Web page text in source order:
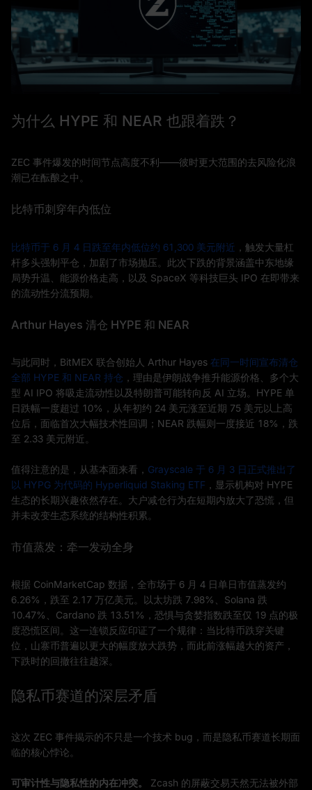
为什么 HYPE 和 NEAR 也跟着跌？
ZEC 事件爆发的时间节点高度不利——彼时更大范围的去风险化浪
潮已在酝酿之中。
比特币刺穿年内低位
比特币于 6 月 4 日跌至年内低位约 61,300 美元附近 ，触发大量杠
杆多头强制平仓，加剧了市场抛压。此次下跌的背景涵盖中东地缘
局势升温、能源价格走高，以及 SpaceX 等科技巨头 IPO 在即带来
的流动性分流预期。
Arthur Hayes 清仓 HYPE 和 NEAR
与此同时，BitMEX 联合创始人 Arthur Hayes 在同一时间宣布清仓
全部 HYPE 和 NEAR 持仓 ，理由是伊朗战争推升能源价格、多个大
型 AI IPO 将吸走流动性以及特朗普可能转向反 AI 立场。HYPE 单
日跌幅一度超过 10%，从年初约 24 美元涨至近期 75 美元以上高
位后，面临首次大幅技术性回调；NEAR 跌幅则一度接近 18%，跌
至 2.33 美元附近。
值得注意的是，从基本面来看， Grayscale 于 6 月 3 日正式推出了
以 HYPG 为代码的 Hyperliquid Staking ETF ，显示机构对 HYPE
生态的长期兴趣依然存在。大户减仓行为在短期内放大了恐慌，但
并未改变生态系统的结构性积累。
市值蒸发：牵一发动全身
根据 CoinMarketCap 数据，全市场于 6 月 4 日单日市值蒸发约
6.26%，跌至 2.17 万亿美元。以太坊跌 7.98%、Solana 跌
10.47%、Cardano 跌 13.51%，恐惧与贪婪指数跌至仅 19 点的极
度恐慌区间。这一连锁反应印证了一个规律：当比特币跌穿关键
位，山寨币普遍以更大的幅度放大跌势，而此前涨幅越大的资产，
下跌时的回撤往往越深。
隐私币赛道的深层矛盾
这次 ZEC 事件揭示的不只是一个技术 bug，而是隐私币赛道长期面
临的核心悖论。
可审计性与隐私性的内在冲突。
Zcash 的屏蔽交易天然无法被外部